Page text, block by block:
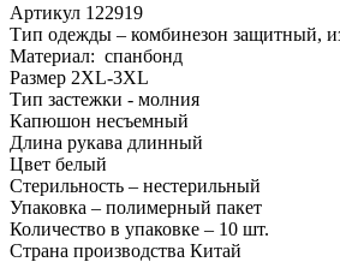
Артикул 122919
Тип одежды – комбинезон защитный,
Материал: спанбонд
Размер 2XL-3XL
Тип застежки - молния
Капюшон несъемный
Длина рукава длинный
Цвет белый
Стерильность – нестерильный
Упаковка – полимерный пакет
Количество в упаковке – 10 шт.
Страна производства Китай